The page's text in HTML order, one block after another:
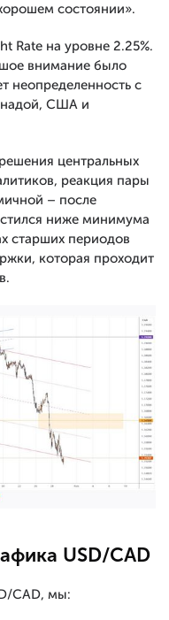
состоянии».
Rate на уровне 2.25%.
внимание было
неопределенность с
США и
центральных
реакция пары
– после
ниже минимума
старших периодов
которая проходит
USD/CAD
CAD, мы: